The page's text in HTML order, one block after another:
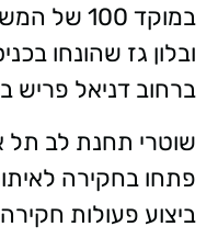
במוקד
ובלון גז שהונחו
ברחוב דניאל פריש
שוטרי תחנת לב תל
פתחו בחקירה
ביצוע פעולות